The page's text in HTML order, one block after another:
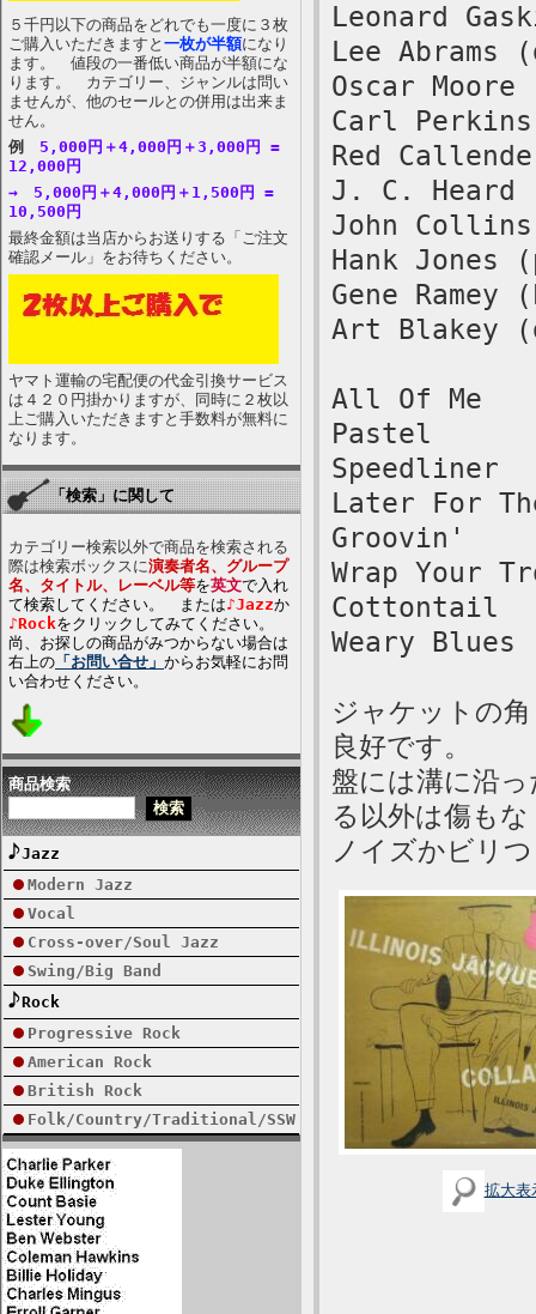
５千円以下の商品をどれでも一度に３枚
ご購入いただきますと 一枚が半額になり
ます。 値段の一番低い商品が半額にな
ります。 カテゴリー、ジャンルは問い
ませんが、他のセールとの併用は出来ま
せん。
例
5,000円＋4,000円＋3,000円 =
12,000円
→ 5,000円＋4,000円＋1,500円 =
10,500円
最終金額は当店からお送りする「ご注文
確認メール」をお待ちください。
ヤマト運輸の宅配便の代金引換サービス
は４２０円掛かりますが、同時に２枚以
上ご購入いただきますと手数料が無料に
なります。
「検索」に関して
カテゴリー検索以外で商品を検索される
際は検索ボックスに演奏者名、グループ
名、タイトル、レーベル等を英文で入れ
て検索してください。 または♪Jazzか
♪Rockをクリックしてみてください。
尚、お探しの商品がみつからない場合は
右上の 「お問い合せ」 からお気軽にお問
い合わせください。
商品検索
Jazz
Modern Jazz
Vocal
Cross-over/Soul Jazz
Swing/Big Band
Rock
Progressive Rock
American Rock
British Rock
Folk/Country/Traditional/SSW
Leonard
Lee Abrams
Oscar
Carl
Red
J. C. Heard
John
Hank Jones
Gene Ramey
Art Blakey
All Of Me
Pastel
Speedliner
Later For
Groovin'
Wrap Your
Cottontail
Weary Blues
ジャケットの
良好です。
盤には溝に沿
る以外は傷も
ノイズかビリ
拡大表